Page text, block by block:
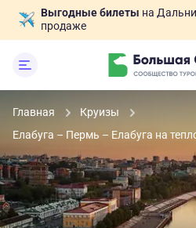
Выгодные билеты на
продаже
Главная
Круизы
Елабуга – Пермь – Елабуга на